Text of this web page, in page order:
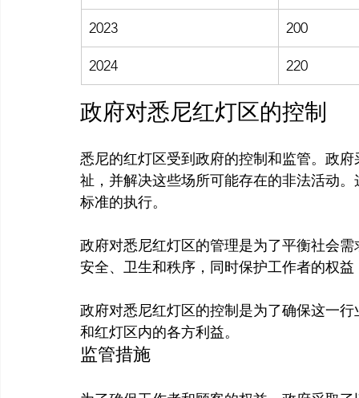
2023 200
2024 220
政府对悉尼红灯区的控制
悉尼的红灯区受到政府的控制和监管。政
祉，并解决这些场所可能存在的非法活动
标准的执行。
政府对悉尼红灯区的管理是为了平衡社会
政府对悉尼红灯区的控制是为了确保这一
和红灯区内的各方利益。
监管措施